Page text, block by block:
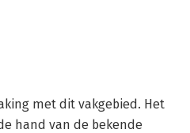
met dit vakgebied. Het
hand van de bekende